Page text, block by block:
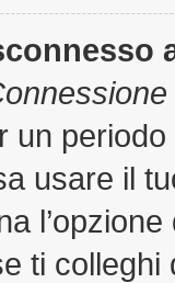
un
usare il
ti